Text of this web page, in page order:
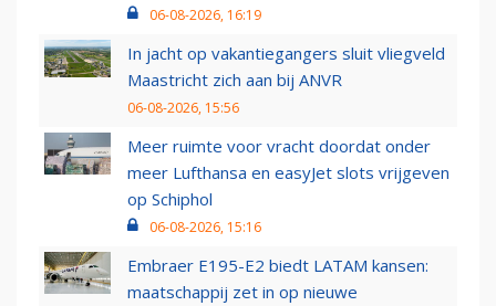
06-08-2026, 16:19
In jacht op vakantiegangers sluit vliegveld
Maastricht zich aan bij ANVR
06-08-2026, 15:56
Meer ruimte voor vracht doordat onder
meer Lufthansa en easyJet slots vrijgeven
op Schiphol
06-08-2026, 15:16
Embraer E195-E2 biedt LATAM kansen:
maatschappij zet in op nieuwe